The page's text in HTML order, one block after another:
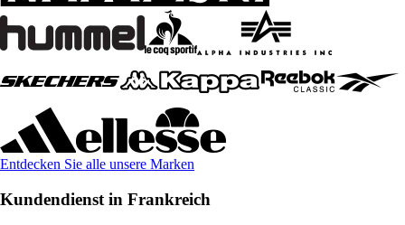
Entdecken Sie alle unsere Marken
Kundendienst in Frankreich